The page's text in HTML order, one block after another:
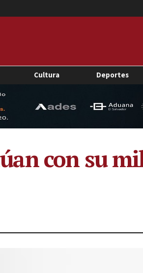
Cultura Deportes
con su